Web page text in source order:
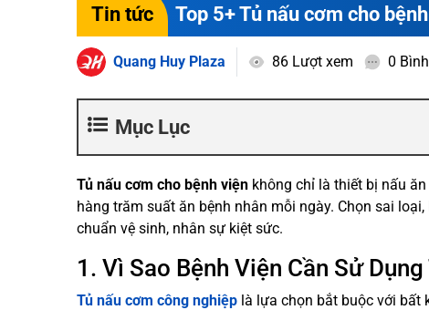
Tin tức Top 5+ Tủ nấu cơm cho
Quang Huy Plaza 86 Lượt xem 0
Mục Lục
Tủ nấu cơm cho bệnh viện không chỉ là thiết bị nấu
hàng trăm suất ăn bệnh nhân mỗi ngày. Chọn sai
chuẩn vệ sinh, nhân sự kiệt sức.
1. Vì Sao Bệnh Viện Cần Sử
Tủ nấu cơm công nghiệp là lựa chọn bắt buộc với bất